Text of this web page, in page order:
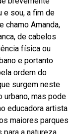
e sou, a fim de
chamo Amanda,
de cabelos
física ou
e portanto
ordem do
surgem neste
urbano, mas pode
educadora artista
maiores parques